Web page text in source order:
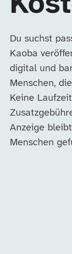
Du suchst
Kaoba
digital und
Menschen,
Keine
Anzeige
Menschen